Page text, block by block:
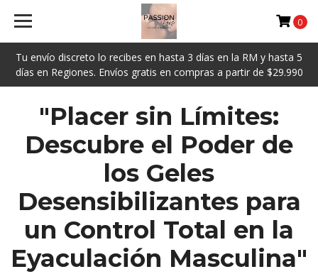
Tu envío discreto lo recibes en hasta 3 días en la RM y hasta 5
días en Regiones. Envíos gratis en compras a partir de $29.990
0
"Placer sin Límites:
Descubre el Poder de
los Geles
Desensibilizantes para
un Control Total en la
Eyaculación Masculina"